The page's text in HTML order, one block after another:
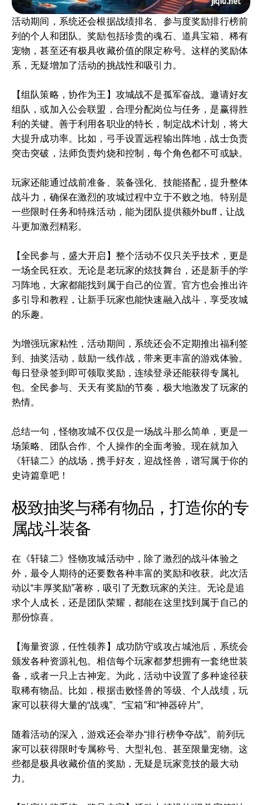
活动期间，系统还会根据战绩排名、参与度奖励排行榜前
列的个人和团队。奖励包括珍贵的魂石、道具宝箱、稀有
宠物，甚至还有极具收藏价值的限定称号。这样的奖励体
系，无疑增加了活动的挑战性和吸引力。
【组队策略，协作为王】攻城战不是孤军奋战。邀请好友
组队，或加入公会联盟，合理分配岗位与任务，是赢得胜
利的关键。善于利用各职业的特长，制定战术计划，将大
大提升成功率。比如，弓手设置远程输出阵地，战士负责
突击突破，法师负责灼烧和控制，每个角色都不可或缺。
玩家还能通过战前准备、装备强化、技能搭配，提升整体
战斗力，确保在激烈的攻城过程中立于不败之地。特别是
一些限时任务和特殊活动，能为团队提供额外buff，让战
斗更加激烈精彩。
【全民参与，盛大开启】整个活动不仅只关乎技术，更是
一场全民狂欢。无论是老玩家的炫技舞台，还是新手的学
习阵地，大家都能找到属于自己的位置。官方也会推出许
多引导和教程，让新手玩家也能快速融入战斗，享受攻城
的乐趣。
为增强玩家粘性，活动期间，系统还会不定期推出福利签
到、抽奖活动，鼓励一线作战，带来更丰富的游戏体验。
每日登录签到即可领取奖励，连续登录还能获得专属礼
包。全民参与、天天有奖励的节奏，极大地激发了玩家的
热情。
总结一句，怪物攻城不仅仅是一场战斗那么简单，更是一
场策略、团队合作、个人操作的全面考验。现在就加入
《轩辕二》的战场，携手好友，迎战怪兽，谱写属于你的
史诗篇章吧！
极致抽奖与稀有物品，打造你的专
属战斗装备
在《轩辕二》怪物攻城活动中，除了激烈的战斗体验之
外，最令人期待的还要数各种丰富的奖励和收获。此次活
动以“丰厚奖励”著称，吸引了无数玩家的关注。无论是追
求个人成长，还是团队荣耀，都能在这里找到属于自己的
那份惊喜。
【海量资源，任性领养】成功防守或攻占城池后，系统会
颁发各种资源礼包。相信每个玩家都梦想拥有一套绝世装
备，或者一只上古神宠。为此，活动中设置了多种途径获
取稀有物品。比如，根据击败怪兽的等级、个人战绩，玩
家可以获得大量的“战魂”、“宝箱”和“神器碎片”。
随着活动的深入，游戏还会举办“排行榜争夺战”。前列玩
家可以获得限时专属称号、大型礼包、甚至限量宠物。这
些都是极具收藏价值的奖励，无疑是玩家竞技的最大动
力。